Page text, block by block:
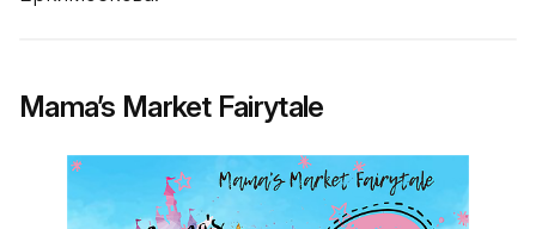
Mama’s Market Fairytale